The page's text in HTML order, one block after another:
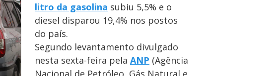
litro da gasolina subiu 5,5% e o
diesel disparou 19,4% nos postos
do país.
Segundo levantamento divulgado
nesta sexta-feira pela ANP (Agência
Nacional de Petróleo, Gás Natural e